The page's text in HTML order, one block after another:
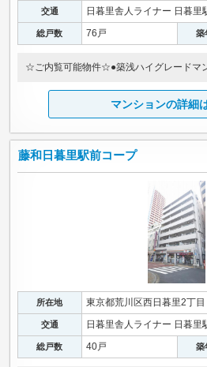
交通 日暮里舎人ライナー 日暮里
総戸数 76戸 築
☆ご内覧可能物件☆●築浅ハイグレードマ
マンションの詳細
藤和日暮里駅前コープ
所在地 東京都荒川区西日暮里2丁目
交通 日暮里舎人ライナー 日暮里
総戸数 40戸 築